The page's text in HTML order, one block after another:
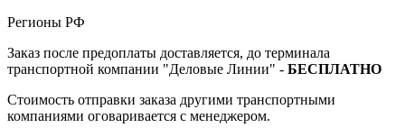
Регионы РФ
Заказ после предоплаты доставляется, до терминала
транспортной компании "Деловые Линии" - БЕСПЛАТНО
Стоимость отправки заказа другими транспортными
компаниями оговаривается с менеджером.